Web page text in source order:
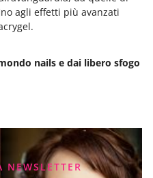
agli effetti più avanzati
nails e dai libero sfogo